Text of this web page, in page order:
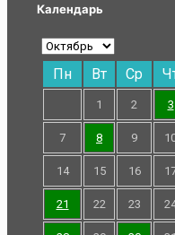
Календарь
Пн Вт Ср
1 2 3
7 8 9
14 15 16
21 22 23